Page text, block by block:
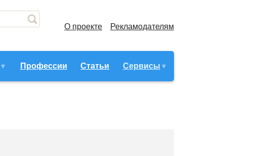
О проекте Рекламодателям
Профессии Статьи Сервисы